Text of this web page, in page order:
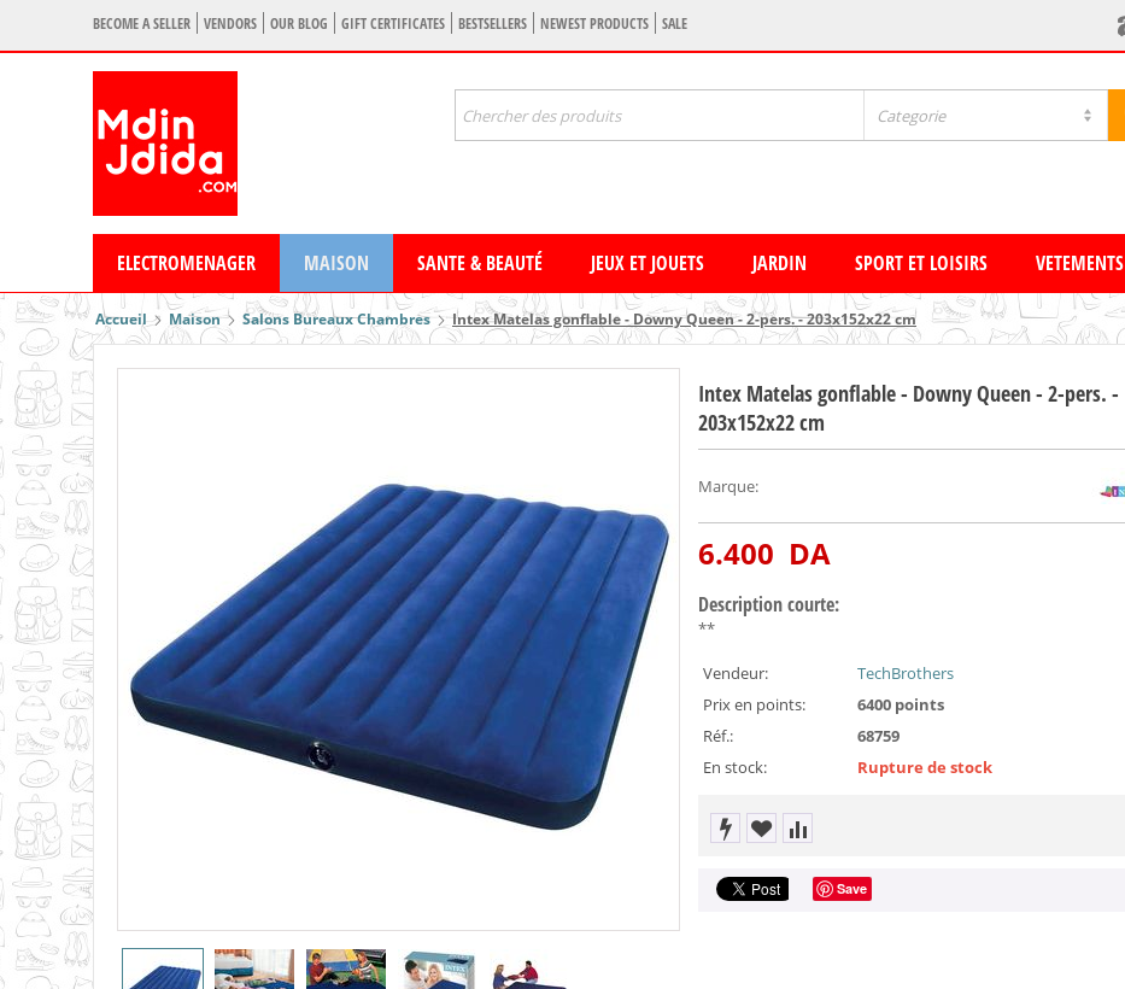
BECOME A SELLER VENDORS OUR BLOG GIFT CERTIFICATES BESTSELLERS NEWEST PRODUCTS SALE
Categorie
ELECTROMENAGER MAISON SANTE & BEAUTÉ JEUX ET JOUETS JARDIN SPORT ET LOISIRS VETEMENTS
Accueil Maison Salons Bureaux Chambres Intex Matelas gonflable - Downy Queen - 2-pers. - 203x152x22 cm
Intex Matelas gonflable - Downy Queen - 2-pers. -
203x152x22 cm
Marque:
6.400 DA
Description courte:
**
Vendeur:
TechBrothers
Prix en points:
6400 points
Réf.:
68759
En stock:
Rupture de stock
Save